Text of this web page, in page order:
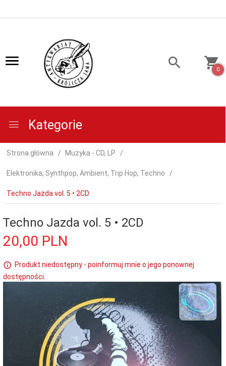
0
Kategorie
Strona główna Muzyka - CD, LP
Elektronika, Synthpop, Ambient, Trip Hop, Techno
Techno Jazda vol. 5 • 2CD
Techno Jazda vol. 5 • 2CD
20,00 PLN
Produkt niedostępny - poinformuj mnie o jego ponownej
dostępności.